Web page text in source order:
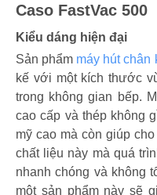
Caso FastVac 500
Kiểu dáng hiện đại
Sản phẩm máy hút chân
kế với một kích thước
trong không gian bếp.
cao cấp và thép không
mỹ cao mà còn giúp
chất liệu này mà quá
nhanh chóng và không
một sản phẩm này sẽ